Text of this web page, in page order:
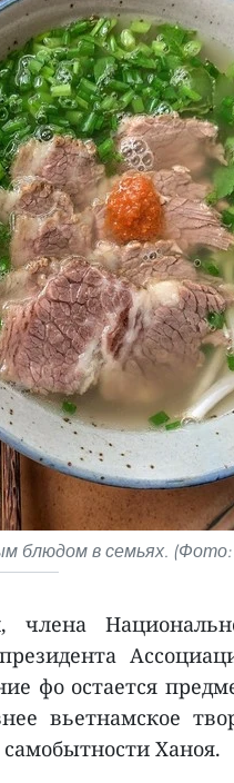
блюдом в семьях. (Фото:
фо остается
вьетнамское
Ханоя.